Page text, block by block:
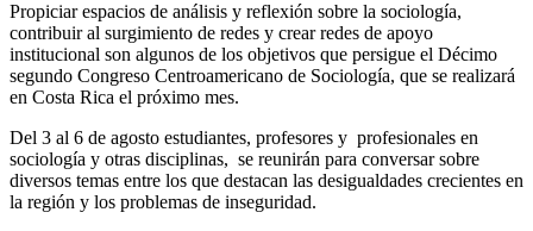
Propiciar espacios de análisis y reflexión sobre la sociología,
contribuir al surgimiento de redes y crear redes de apoyo
institucional son algunos de los objetivos que persigue el Décimo
segundo Congreso Centroamericano de Sociología, que se realizará
en Costa Rica el próximo mes.
Del 3 al 6 de agosto estudiantes, profesores y profesionales en
sociología y otras disciplinas, se reunirán para conversar sobre
diversos temas entre los que destacan las desigualdades crecientes en
la región y los problemas de inseguridad.